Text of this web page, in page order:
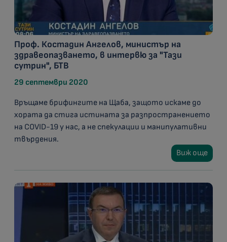
Проф. Костадин Ангелов, министър на
здравеопазването, в интервю за "Тази
сутрин", БТВ
29 септември 2020
Връщаме брифингите на Щаба, защото искаме до
хората да стига истината за разпространението
на COVID-19 у нас, а не спекулации и манипулативни
твърдения.
Виж още